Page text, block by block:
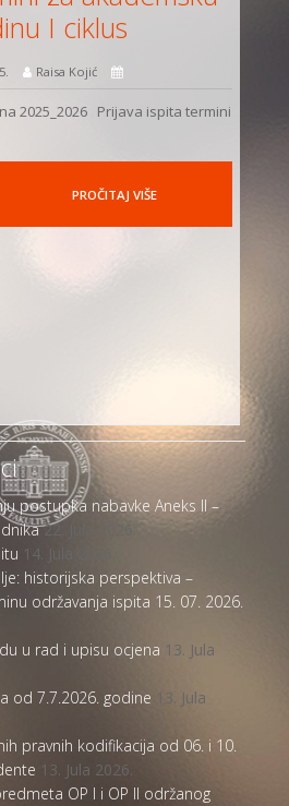
I ciklus
Raisa Kojić
2025_2026 Prijava ispita termini
PROČITAJ VIŠE
postupka nabavke Aneks II –
22. Jula 2026.
14. Jula 2026.
historijska perspektiva –
održavanja ispita 15. 07. 2026.
u rad i upisu ocjena 13. Jula
od 7.7.2026. godine
13. Jula
pravnih kodifikacija od 06. i 10.
13. Jula 2026.
OP I i OP II održanog